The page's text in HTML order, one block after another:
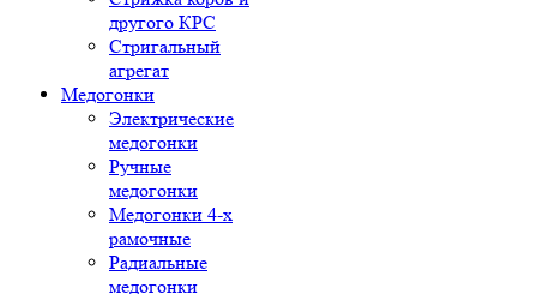
другого КРС
Стригальный
агрегат
Медогонки
Электрические
медогонки
Ручные
медогонки
Медогонки 4-х
рамочные
Радиальные
медогонки